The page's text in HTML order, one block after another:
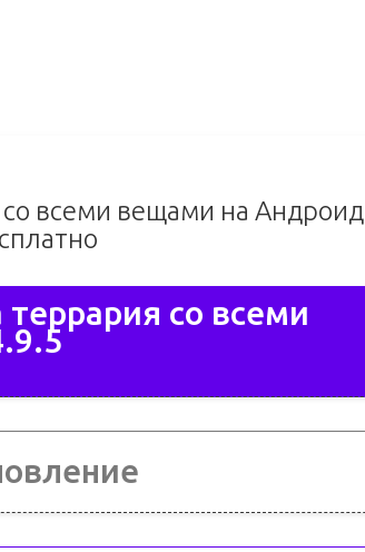
со всеми вещами на Андроид
со всеми